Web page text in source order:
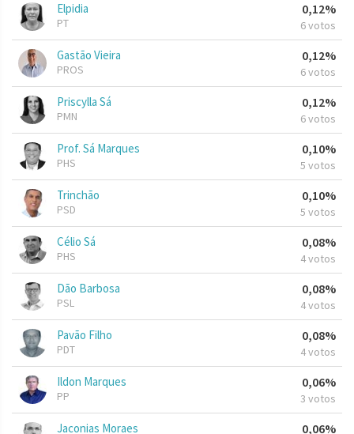
Elpidia
PT
0,12%
6 votos
Gastão Vieira
PROS
0,12%
6 votos
Priscylla Sá
PMN
0,12%
6 votos
Prof. Sá Marques
PHS
0,10%
5 votos
Trinchão
PSD
0,10%
5 votos
Célio Sá
PHS
0,08%
4 votos
Dão Barbosa
PSL
0,08%
4 votos
Pavão Filho
PDT
0,08%
4 votos
Ildon Marques
PP
0,06%
3 votos
Jaconias Moraes 0,06%